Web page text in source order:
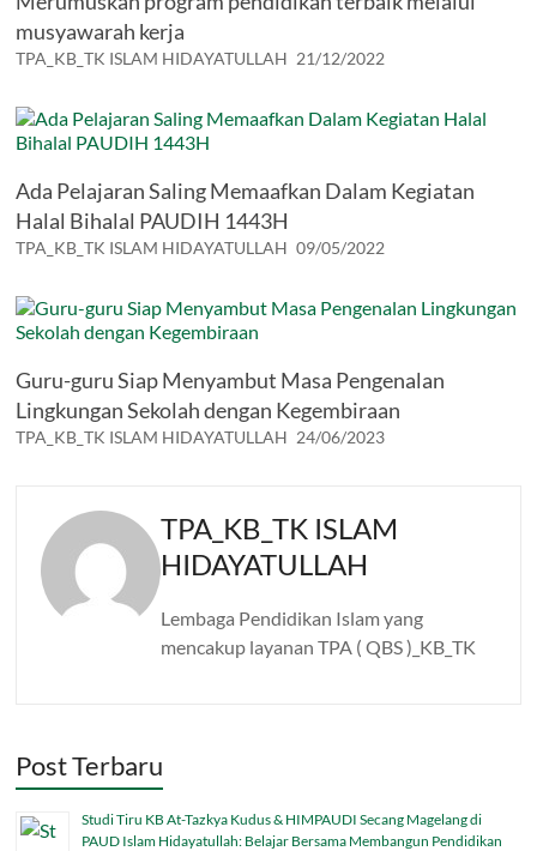
musyawarah kerja
TPA_KB_TK ISLAM HIDAYATULLAH 21/12/2022
Ada Pelajaran Saling Memaafkan Dalam Kegiatan
Halal Bihalal PAUDIH 1443H
TPA_KB_TK ISLAM HIDAYATULLAH 09/05/2022
Guru-guru Siap Menyambut Masa Pengenalan
Lingkungan Sekolah dengan Kegembiraan
TPA_KB_TK ISLAM HIDAYATULLAH 24/06/2023
TPA_KB_TK ISLAM
HIDAYATULLAH
Lembaga Pendidikan Islam yang
mencakup layanan TPA ( QBS )_KB_TK
Post Terbaru
Studi Tiru KB At-Tazkya Kudus & HIMPAUDI Secang Magelang di
PAUD Islam Hidayatullah: Belajar Bersama Membangun Pendidikan